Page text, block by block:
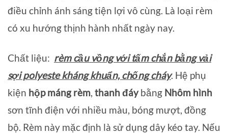
điều chỉnh ánh sáng tiện lợi vô cùng. Là loại rèm
có xu hướng thịnh hành nhất ngày nay.
Chất liệu: rèm cầu vồng với tấm chắn bằng vải
sợi polyeste kháng khuẩn, chống cháy. Hệ phụ
kiện hộp máng rèm, thanh đáybằng Nhôm hình
sơn tĩnh điện với nhiều màu, bóng mượt, đồng
bộ. Rèm này mặc định là sử dụng dây kéo tay. Nếu